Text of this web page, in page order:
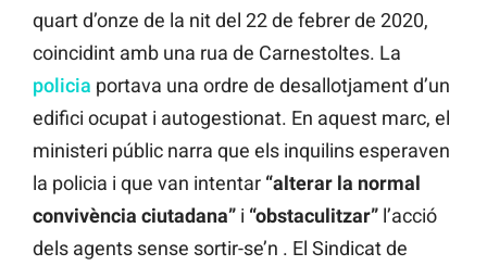
quart d’onze de la nit del 22 de febrer de 2020,
coincidint amb una rua de Carnestoltes. La
policia portava una ordre de desallotjament d’un
edifici ocupat i autogestionat. En aquest marc, el
ministeri públic narra que els inquilins esperaven
la policia i que van intentar “alterar la normal
convivència ciutadana” i “obstaculitzar” l’acció
dels agents sense sortir-se’n . El Sindicat de